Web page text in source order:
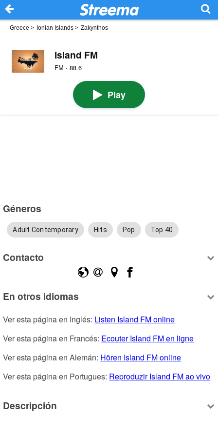
Greece > Ionian Islands > Zakynthos
Island FM
FM · 88.6
Play
Géneros
Adult Contemporary Hits Pop Top 40
Contacto
En otros idiomas
Ver esta página en Inglés: Listen Island FM online
Ver esta página en Francés: Ecouter Island FM en ligne
Ver esta página en Alemán: Hören Island FM online
Ver esta página en Portugues: Reproduzir Island FM ao vivo
Descripción